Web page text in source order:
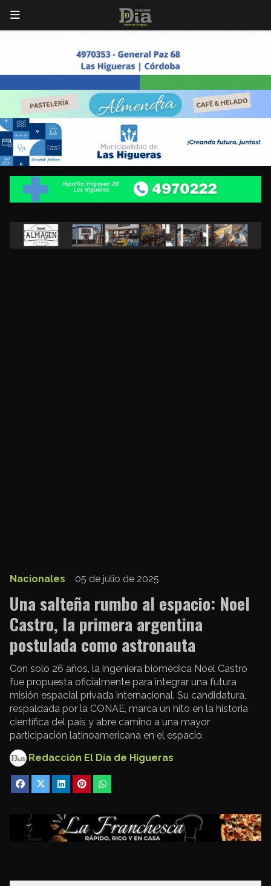
Una salteña rumbo al espacio: Noel
Castro, la primera argentina
postulada como astronauta
Con solo 26 años, la ingeniera biomédica Noel Castro
fue propuesta oficialmente para integrar una futura
misión espacial privada internacional. Su candidatura,
respaldada por la CONAE, marca un hito en la historia
científica del país y abre camino a una mayor
participación latinoamericana en el espacio.
Nacionales 05 de julio de 2025
Redacción El Día de Higueras